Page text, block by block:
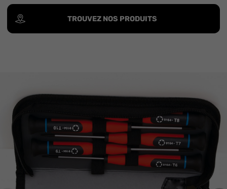
TROUVEZ NOS PRODUITS